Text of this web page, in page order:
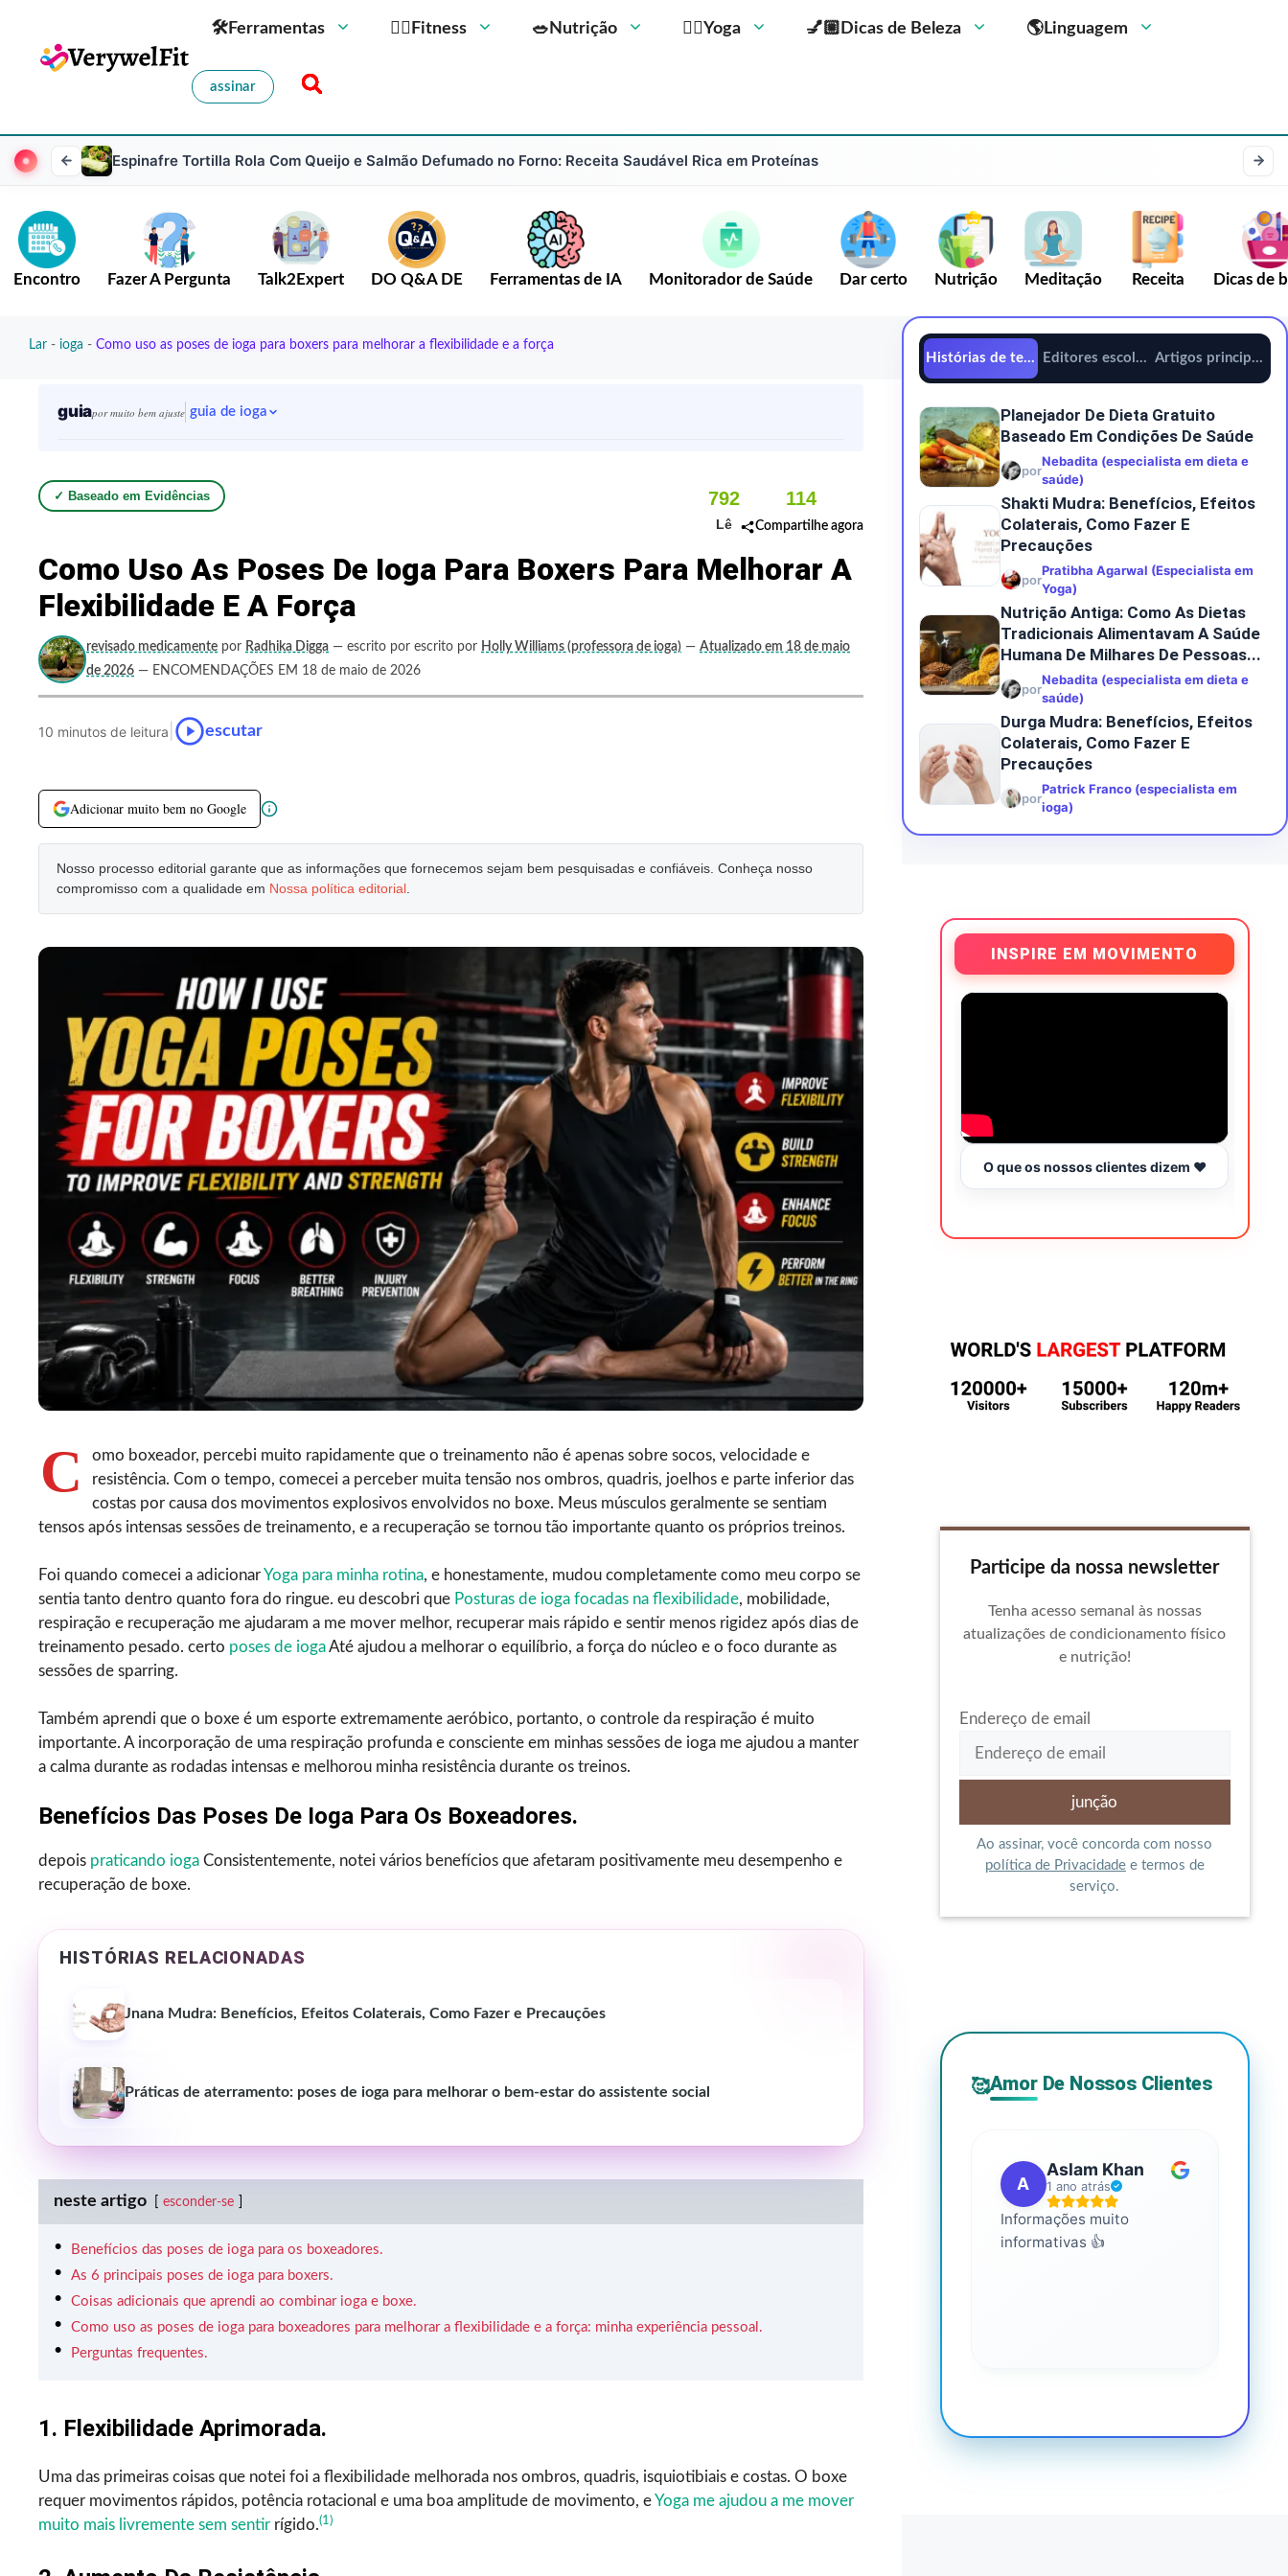
🛠Ferramentas 🏋️‍♀️Fitness 🥗Nutrição 🧘‍♀️Yoga 💅🏼Dicas de Beleza 🌎Linguagem
assinar
Espinafre Tortilla Rola Com Queijo e Salmão Defumado no Forno: Receita Saudável Rica em Proteínas
Encontro Fazer A Pergunta Talk2Expert DO Q&A DE Ferramentas de IA Monitorador de Saúde Dar certo Nutrição Meditação Receita Dicas de
Lar - ioga - Como uso as poses de ioga para boxers para melhorar a flexibilidade e a força
guiapor muito bem ajuste guia de ioga
✓ Baseado em Evidências 792
Lê
114
Compartilhe agora
Como Uso As Poses De Ioga Para Boxers Para Melhorar A
Flexibilidade E A Força
revisado medicamente por Radhika Digga — escrito por escrito por Holly Williams (professora de ioga) — Atualizado em 18 de maio
de 2026 — ENCOMENDAÇÕES EM 18 de maio de 2026
10 minutos de leitura escutar
Adicionar muito bem no Google
Nosso processo editorial garante que as informações que fornecemos sejam bem pesquisadas e confiáveis. Conheça nosso
compromisso com a qualidade em Nossa política editorial
C
omo boxeador, percebi muito rapidamente que o treinamento não é apenas sobre socos, velocidade e
resistência. Com o tempo, comecei a perceber muita tensão nos ombros, quadris, joelhos e parte inferior das
costas por causa dos movimentos explosivos envolvidos no boxe. Meus músculos geralmente se sentiam
tensos após intensas sessões de treinamento, e a recuperação se tornou tão importante quanto os próprios treinos.
Foi quando comecei a adicionarYoga para minha rotina, e honestamente, mudou completamente como meu corpo se
sentia tanto dentro quanto fora do ringue. eu descobri que Posturas de ioga focadas na flexibilidade, mobilidade,
respiração e recuperação me ajudaram a me mover melhor, recuperar mais rápido e sentir menos rigidez após dias de
treinamento pesado. certo poses de iogaAté ajudou a melhorar o equilíbrio, a força do núcleo e o foco durante as
sessões de sparring.
Também aprendi que o boxe é um esporte extremamente aeróbico, portanto, o controle da respiração é muito
importante. A incorporação de uma respiração profunda e consciente em minhas sessões de ioga me ajudou a manter
a calma durante as rodadas intensas e melhorou minha resistência durante os treinos.
Benefícios Das Poses De Ioga Para Os Boxeadores.
depois praticando ioga Consistentemente, notei vários benefícios que afetaram positivamente meu desempenho e
recuperação de boxe.
HISTÓRIAS RELACIONADAS
Jnana Mudra: Benefícios, Efeitos Colaterais, Como Fazer e Precauções
Práticas de aterramento: poses de ioga para melhorar o bem-estar do assistente social
neste artigo esconder-se
Benefícios das poses de ioga para os boxeadores.
As 6 principais poses de ioga para boxers.
Coisas adicionais que aprendi ao combinar ioga e boxe.
Como uso as poses de ioga para boxeadores para melhorar a flexibilidade e a força: minha experiência pessoal.
Perguntas frequentes.
1. Flexibilidade Aprimorada.
Uma das primeiras coisas que notei foi a flexibilidade melhorada nos ombros, quadris, isquiotibiais e costas. O boxe
requer movimentos rápidos, potência rotacional e uma boa amplitude de movimento, eYoga me ajudou a me mover
muito mais livremente sem sentir rígido.(1)
Histórias de tendênciasEditores escolhemArtigos principais
Planejador De Dieta Gratuito
Baseado Em Condições De Saúde
por
Nebadita (especialista em dieta e
saúde)
Shakti Mudra: Benefícios, Efeitos
Colaterais, Como Fazer E
Precauções
por
Pratibha Agarwal (Especialista em
Yoga)
Nutrição Antiga: Como As Dietas
Tradicionais Alimentavam A Saúde
Humana De Milhares De Pessoas...
por
Nebadita (especialista em dieta e
saúde)
Durga Mudra: Benefícios, Efeitos
Colaterais, Como Fazer E
Precauções
por
Patrick Franco (especialista em
ioga)
INSPIRE EM MOVIMENTO
O que os nossos clientes dizem ❤️
Participe da nossa newsletter
Tenha acesso semanal às nossas
atualizações de condicionamento físico
e nutrição!
Endereço de email
Ao assinar, você concorda com nosso
política de Privacidadee termos de
serviço.
🥰Amor De Nossos Clientes
A
Aslam Khan
1 ano atrás
Informações muito
informativas 👍